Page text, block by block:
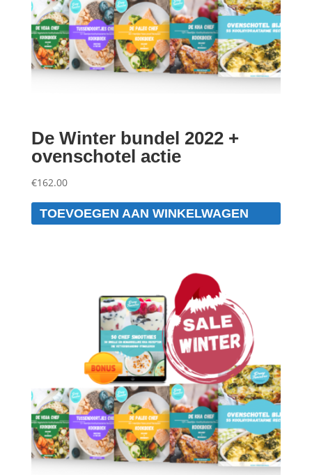
De Winter bundel 2022 +
ovenschotel actie
€162.00
TOEVOEGEN AAN WINKELWAGEN